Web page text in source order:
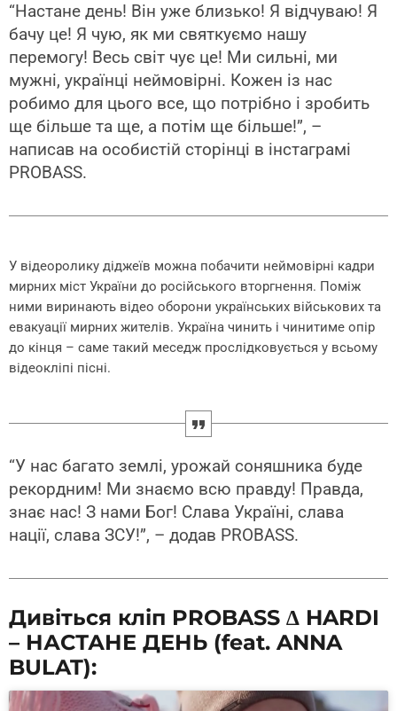
“Настане день! Він уже близько! Я відчуваю! Я
бачу це! Я чую, як ми святкуємо нашу
перемогу! Весь світ чує це! Ми сильні, ми
мужні, українці неймовірні. Кожен із нас
робимо для цього все, що потрібно і зробить
ще більше та ще, а потім ще більше!”, –
написав на особистій сторінці в інстаграмі
PROBASS.
У відеоролику діджеїв можна побачити неймовірні кадри
мирних міст України до російського вторгнення. Поміж
ними виринають відео оборони українських військових та
евакуації мирних жителів. Україна чинить і чинитиме опір
до кінця – саме такий меседж прослідковується у всьому
відеокліпі пісні.
“У нас багато землі, урожай соняшника буде
рекордним! Ми знаємо всю правду! Правда,
знає нас! З нами Бог! Слава Україні, слава
нації, слава ЗСУ!”, – додав PROBASS.
Дивіться кліп PROBASS ∆ HARDI
– НАСТАНЕ ДЕНЬ (feat. ANNA
BULAT):